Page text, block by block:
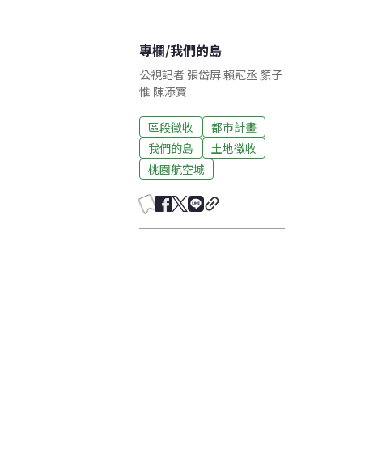
專欄/我們的島
公視記者 張岱屏 賴冠丞 顏子
惟 陳添寶
區段徵收
都市計畫
我們的島
土地徵收
桃園航空城